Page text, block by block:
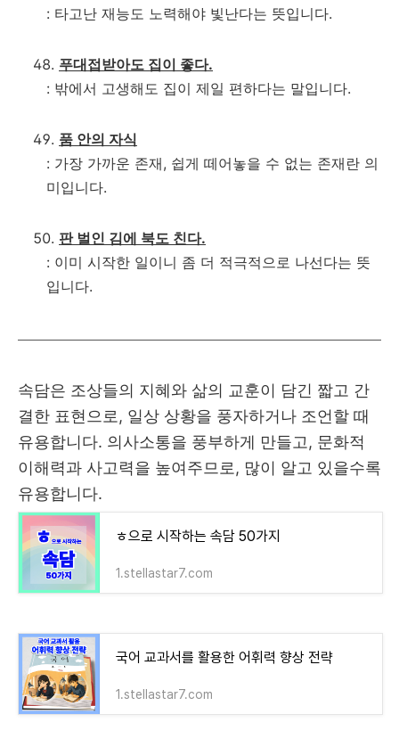
: 타고난 재능도 노력해야 빛난다는 뜻입니다.
푸대접받아도 집이 좋다.
: 밖에서 고생해도 집이 제일 편하다는 말입니다.
품 안의 자식
: 가장 가까운 존재, 쉽게 떼어놓을 수 없는 존재란 의
미입니다.
판 벌인 김에 북도 친다.
: 이미 시작한 일이니 좀 더 적극적으로 나선다는 뜻
입니다.
속담은 조상들의 지혜와 삶의 교훈이 담긴 짧고 간
결한 표현으로, 일상 상황을 풍자하거나 조언할 때
유용합니다. 의사소통을 풍부하게 만들고, 문화적
이해력과 사고력을 높여주므로, 많이 알고 있을수록
유용합니다.
ㅎ으로 시작하는 속담 50가지
1.stellastar7.com
국어 교과서를 활용한 어휘력 향상 전략
1.stellastar7.com